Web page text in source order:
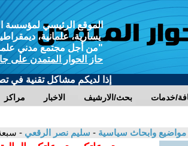
الموقع الرئيسي لمؤسسة
يسارية، علمانية،
"من أجل مجتمع مدني
حاز الحوار المتمدن على
إذا لديكم مشاكل تقنية في
مراكز الاخبار بحث/الارشيف خدمات
مواضيع وابحاث سياسية - سليم نصر الرقعي -